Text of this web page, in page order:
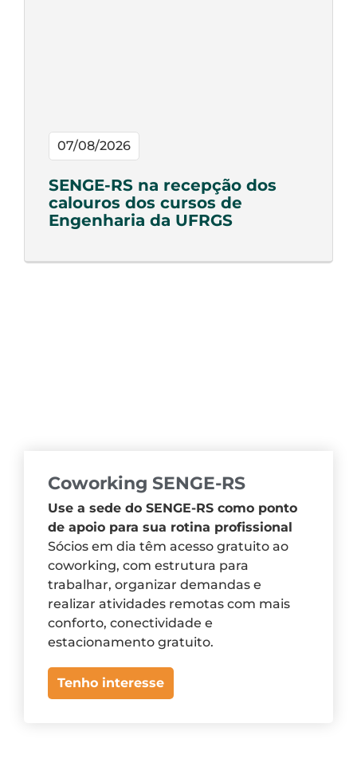
07/08/2026
SENGE-RS na recepção dos
calouros dos cursos de
Engenharia da UFRGS
Coworking SENGE-RS
Use a sede do SENGE-RS como ponto
de apoio para sua rotina profissional
Sócios em dia têm acesso gratuito ao
coworking, com estrutura para
trabalhar, organizar demandas e
realizar atividades remotas com mais
conforto, conectividade e
estacionamento gratuito.
Tenho interesse